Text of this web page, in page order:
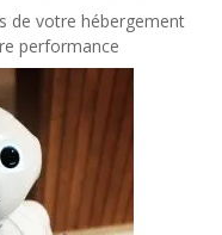
de votre hébergement
performance